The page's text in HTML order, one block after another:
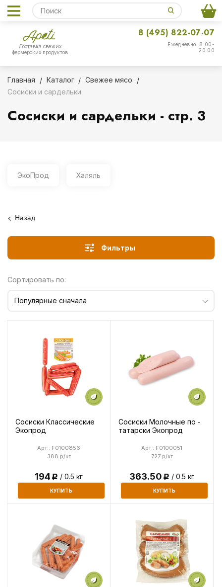
Доставка свежих
фермерских продуктов
Ежедневно: 8:00-
20:00
8 (495) 822-07-07
Главная Каталог
Свежее мясо
Сосиски и сардельки
Сосиски и сардельки - стр. 3
ЭкоПрод Халяль
Назад
Фильтры
Сортировать по:
Популярные сначала
Сосиски Классические
Экопрод
388 р/кг
Арт.: F0100856
194Р / 0.5 кг
КУПИТЬ
Сосиски Молочные по -
татарски Экопрод
727 р/кг
Арт.: F0100051
363.50Р / 0.5 кг
КУПИТЬ